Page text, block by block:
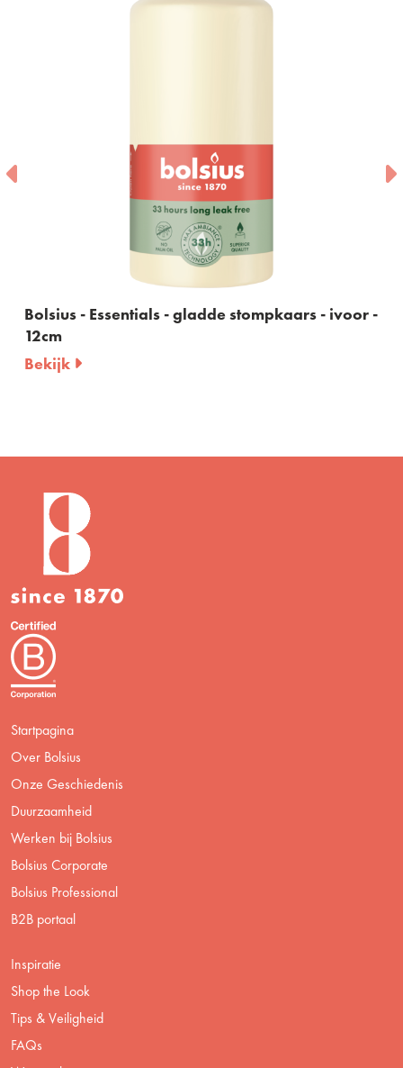
Bolsius - Essentials - gladde stompkaars - ivoor -
12cm
Bekijk
Startpagina
Over Bolsius
Onze Geschiedenis
Duurzaamheid
Werken bij Bolsius
Bolsius Corporate
Bolsius Professional
B2B portaal
Inspiratie
Shop the Look
Tips & Veiligheid
FAQs